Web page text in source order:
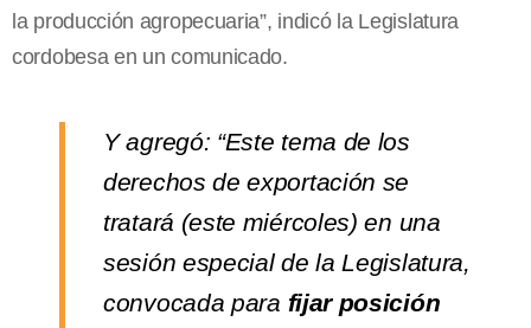
la producción agropecuaria”, indicó la Legislatura
cordobesa en un comunicado.
Y agregó: “Este tema de los
derechos de exportación se
tratará (este miércoles) en una
sesión especial de la Legislatura,
convocada para fijar posición